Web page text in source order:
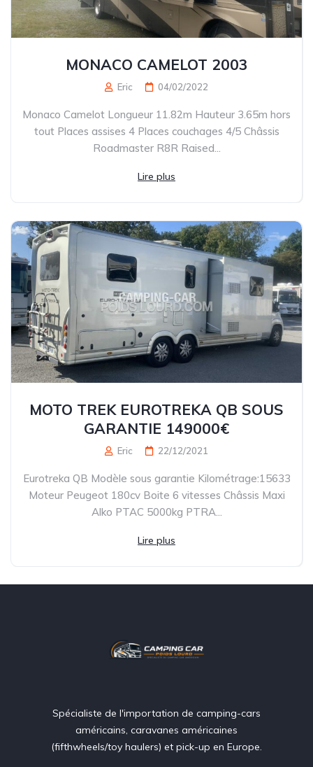
MONACO CAMELOT 2003
Eric 04/02/2022
Monaco Camelot Longueur 11.82m Hauteur 3.65m hors
tout Places assises 4 Places couchages 4/5 Châssis
Roadmaster R8R Raised...
Lire plus
MOTO TREK EUROTREKA QB SOUS
GARANTIE 149000€
Eric 22/12/2021
Eurotreka QB Modèle sous garantie Kilométrage:15633
Moteur Peugeot 180cv Boite 6 vitesses Châssis Maxi
Alko PTAC 5000kg PTRA...
Lire plus
Spécialiste de l'importation de camping-cars
américains, caravanes américaines
(fifthwheels/toy haulers) et pick-up en Europe.